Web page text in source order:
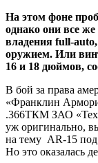
На этом фоне
однако они все
владения full-
оружием. Или
16 и 18 дюймов,
В бой за права
«Франклин
.366ТКМ ЗАО
уж оригинально,
на тему AR-15
Но это оказалась